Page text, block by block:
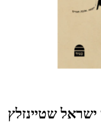
שטיינזלץ